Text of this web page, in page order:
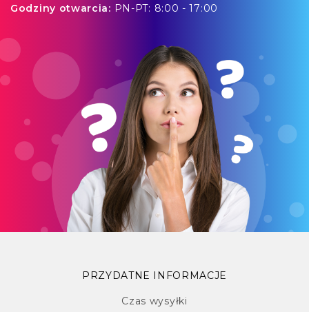
Godziny otwarcia: PN-PT: 8:00 - 17:00
PRZYDATNE INFORMACJE
Czas wysyłki